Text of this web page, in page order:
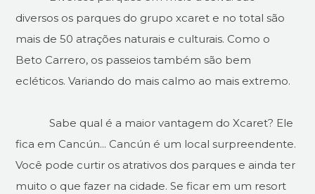
diversos os parques do grupo xcaret e no total são
mais de 50 atrações naturais e culturais. Como o
Beto Carrero, os passeios também são bem
ecléticos. Variando do mais calmo ao mais extremo.
Sabe qual é a maior vantagem do Xcaret? Ele
fica em Cancún... Cancún é um local surpreendente.
Você pode curtir os atrativos dos parques e ainda ter
muito o que fazer na cidade. Se ficar em um resort